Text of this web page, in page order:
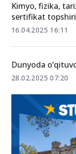
Kimyo, fizika,
sertifikat
16.04.2025 16:11
Dunyoda
28.02.2025 07:20